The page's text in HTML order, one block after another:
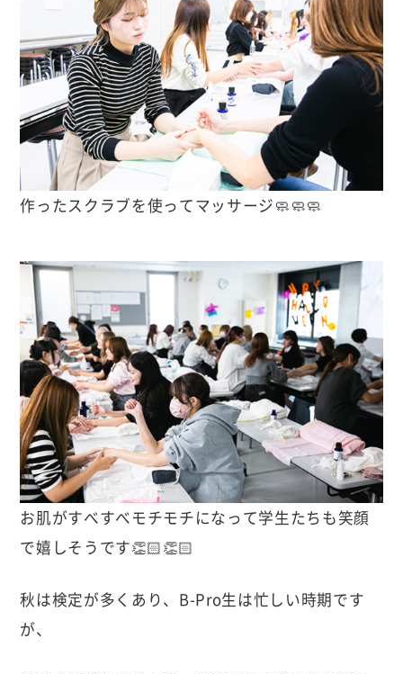
作ったスクラブを使ってマッサージ🧼🧼🧼
お肌がすべすべモチモチになって学生たちも笑顔
で嬉しそうです👏🏻👏🏻
秋は検定が多くあり、B-Pro生は忙しい時期です
が、